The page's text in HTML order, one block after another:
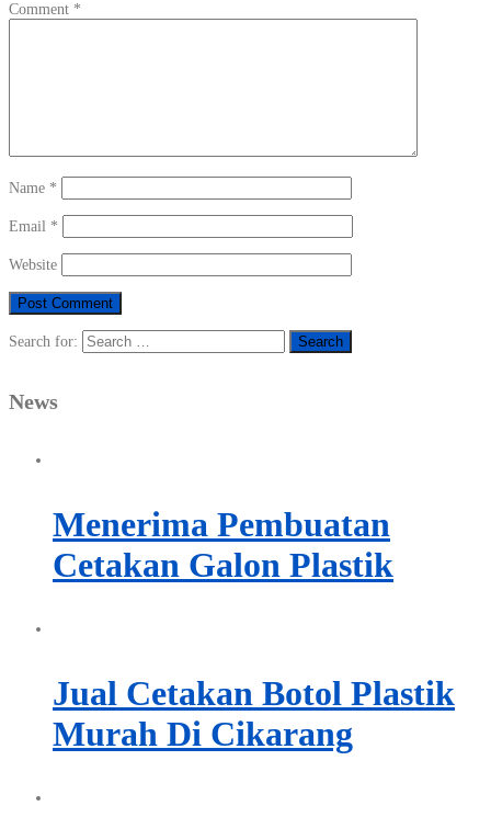
Comment *
Name *
Email *
Website
Search for:
News
Menerima Pembuatan
Cetakan Galon Plastik
Jual Cetakan Botol Plastik
Murah Di Cikarang